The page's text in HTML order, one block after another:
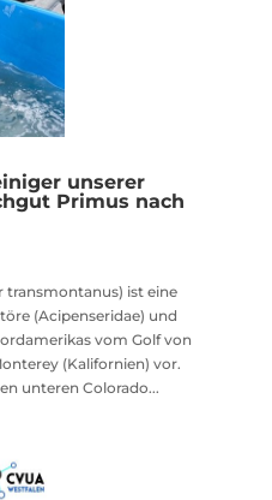
unserer
Primus nach
transmontanus) ist eine
(Acipenseridae) und
vom Golf von
(Kalifornien) vor.
unteren Colorado...